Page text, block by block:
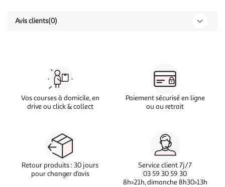
Avis clients(0)
Vos courses à domicile, en
drive ou click & collect
Paiement sécurisé en ligne
ou au retrait
Retour produits : 30 jours
pour changer d’avis
Service client 7j/7
03 59 30 59 30
8h>21h, dimanche 8h30>13h